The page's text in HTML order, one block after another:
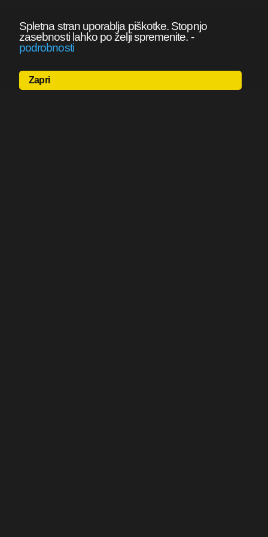
Spletna stran uporablja piškotke. Stopnjo
zasebnosti lahko po želji spremenite. -
podrobnosti
Zapri